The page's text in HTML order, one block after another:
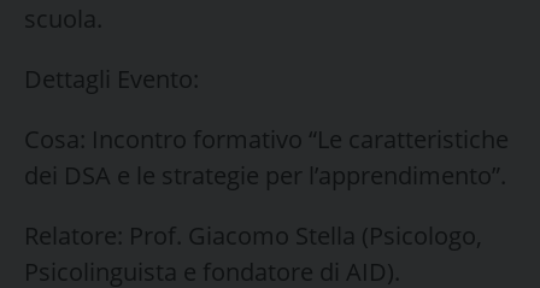
scuola.
​Dettagli Evento:
​Cosa: Incontro formativo “Le caratteristiche
dei DSA e le strategie per l’apprendimento”.
​Relatore: Prof. Giacomo Stella (Psicologo,
Psicolinguista e fondatore di AID).